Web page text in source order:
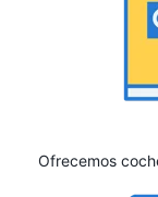
Ofrecemos